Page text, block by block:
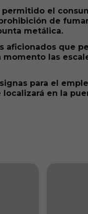
el
de
metálica.
aficionados que
las
para el
en la